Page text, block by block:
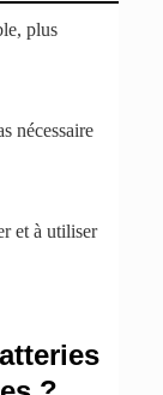
plus
nécessaire
et à utiliser